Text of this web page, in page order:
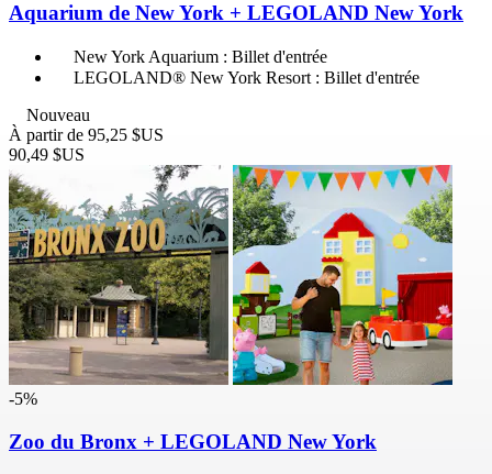
Aquarium de New York + LEGOLAND New York
New York Aquarium : Billet d'entrée
LEGOLAND® New York Resort : Billet d'entrée
Nouveau
À partir de 95,25 $US
90,49 $US
-5%
Zoo du Bronx + LEGOLAND New York